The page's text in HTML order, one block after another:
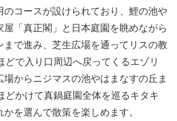
のコースが設けられており、鯉の池や
屋「真正閣」と日本庭園を眺めながら
まで進み、芝生広場を通ってリスの教
どで入り口周辺へ戻ってくるエゾリ
場からニジマスの池やはまなすの丘ま
どかけて真鍋庭園全体を巡るキタキ
を選んで散策を楽しめます。